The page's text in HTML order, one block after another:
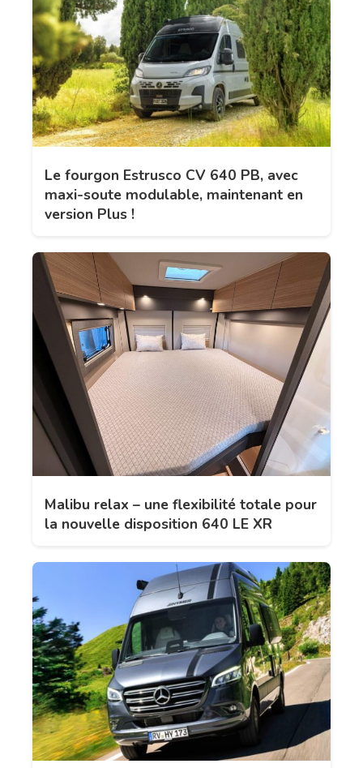
Le fourgon Estrusco CV 640 PB, avec
maxi-soute modulable, maintenant en
version Plus !
Malibu relax – une flexibilité totale pour
la nouvelle disposition 640 LE XR